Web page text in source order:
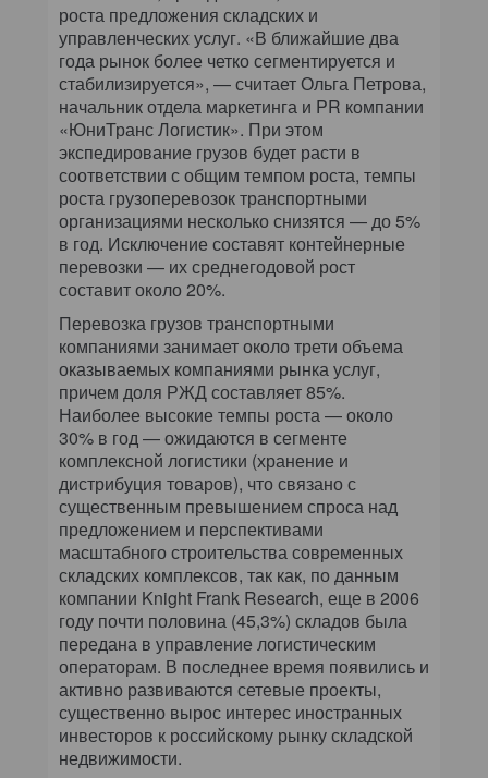
роста предложения складских и
управленческих услуг. «В ближайшие два
года рынок более четко сегментируется и
стабилизируется», — считает Ольга Петрова,
начальник отдела маркетинга и PR компании
«ЮниТранс Логистик». При этом
экспедирование грузов будет расти в
соответствии с общим темпом роста, темпы
роста грузоперевозок транспортными
организациями несколько снизятся — до 5%
в год. Исключение составят контейнерные
перевозки — их среднегодовой рост
составит около 20%.
Перевозка грузов транспортными
компаниями занимает около трети объема
оказываемых компаниями рынка услуг,
причем доля РЖД составляет 85%.
Наиболее высокие темпы роста — около
30% в год — ожидаются в сегменте
комплексной логистики (хранение и
дистрибуция товаров), что связано с
существенным превышением спроса над
предложением и перспективами
масштабного строительства современных
складских комплексов, так как, по данным
компании Knight Frank Research, еще в 2006
году почти половина (45,3%) складов была
передана в управление логистическим
операторам. В последнее время появились и
активно развиваются сетевые проекты,
существенно вырос интерес иностранных
инвесторов к российскому рынку складской
недвижимости.